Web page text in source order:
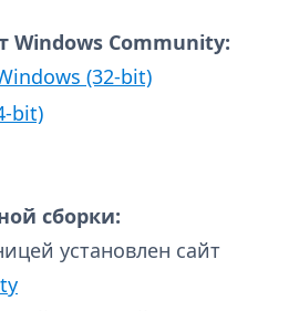
Windows Community:
(32-bit)
bit)
сборки:
установлен сайт